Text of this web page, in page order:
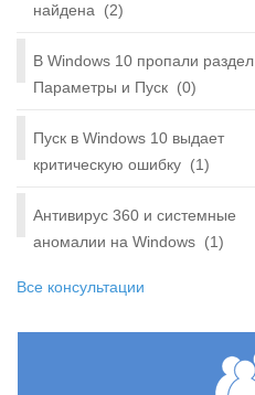
найдена
(2)
В Windows 10 пропали раздел
Параметры и Пуск (0)
Пуск в Windows 10 выдает
критическую ошибку (1)
Антивирус 360 и системные
аномалии на Windows (1)
Все консультации